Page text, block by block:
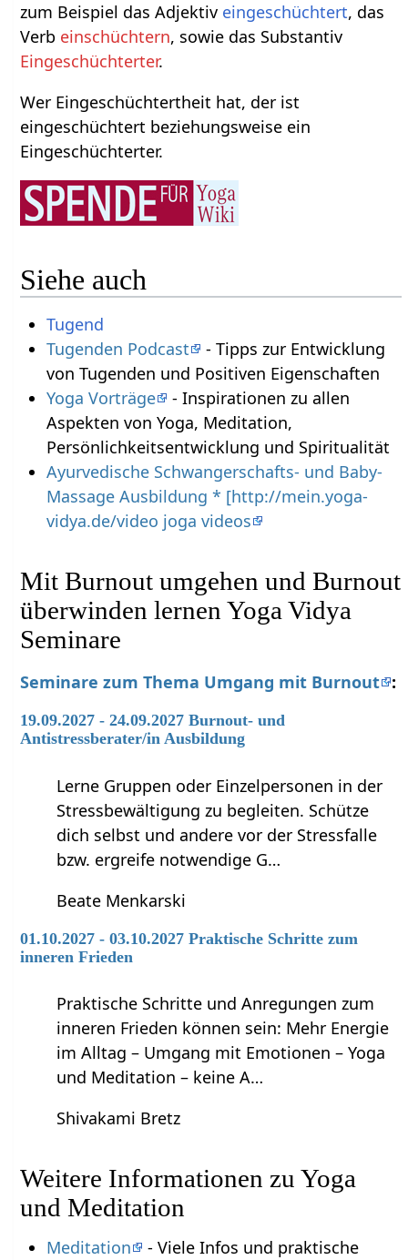
zum Beispiel das Adjektiv eingeschüchtert, das
Verb einschüchtern, sowie das Substantiv
Eingeschüchterter.
Wer Eingeschüchtertheit hat, der ist
eingeschüchtert beziehungsweise ein
Eingeschüchterter.
Siehe auch
Tugend
Tugenden Podcast
- Tipps zur Entwicklung
von Tugenden und Positiven Eigenschaften
Yoga Vorträge
- Inspirationen zu allen
Aspekten von Yoga, Meditation,
Persönlichkeitsentwicklung und Spiritualität
Ayurvedische Schwangerschafts- und Baby-
Massage Ausbildung * [http://mein.yoga-
vidya.de/video joga videos
Mit Burnout umgehen und Burnout
überwinden lernen Yoga Vidya
Seminare
Seminare zum Thema Umgang mit Burnout :
19.09.2027 - 24.09.2027 Burnout- und
Antistressberater/in Ausbildung
Lerne Gruppen oder Einzelpersonen in der
Stressbewältigung zu begleiten. Schütze
dich selbst und andere vor der Stressfalle
bzw. ergreife notwendige G…
Beate Menkarski
01.10.2027 - 03.10.2027 Praktische Schritte zum
inneren Frieden
Praktische Schritte und Anregungen zum
inneren Frieden können sein: Mehr Energie
im Alltag – Umgang mit Emotionen – Yoga
und Meditation – keine A…
Shivakami Bretz
Weitere Informationen zu Yoga
und Meditation
Meditation - Viele Infos und praktische